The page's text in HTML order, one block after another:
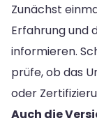
Zunächst
Erfahrung und
informieren.
prüfe, ob das
oder
Auch die